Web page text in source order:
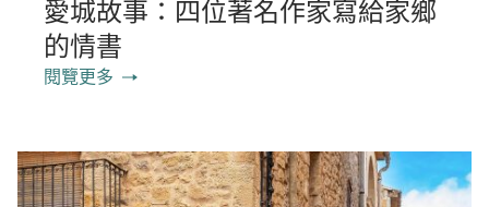
愛城故事：四位著名作家寫給家鄉
的情書
閱覽更多